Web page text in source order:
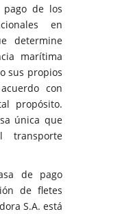
pago de los
en
determine
marítima
sus propios
con
propósito.
única que
de pago
de fletes
S.A. está